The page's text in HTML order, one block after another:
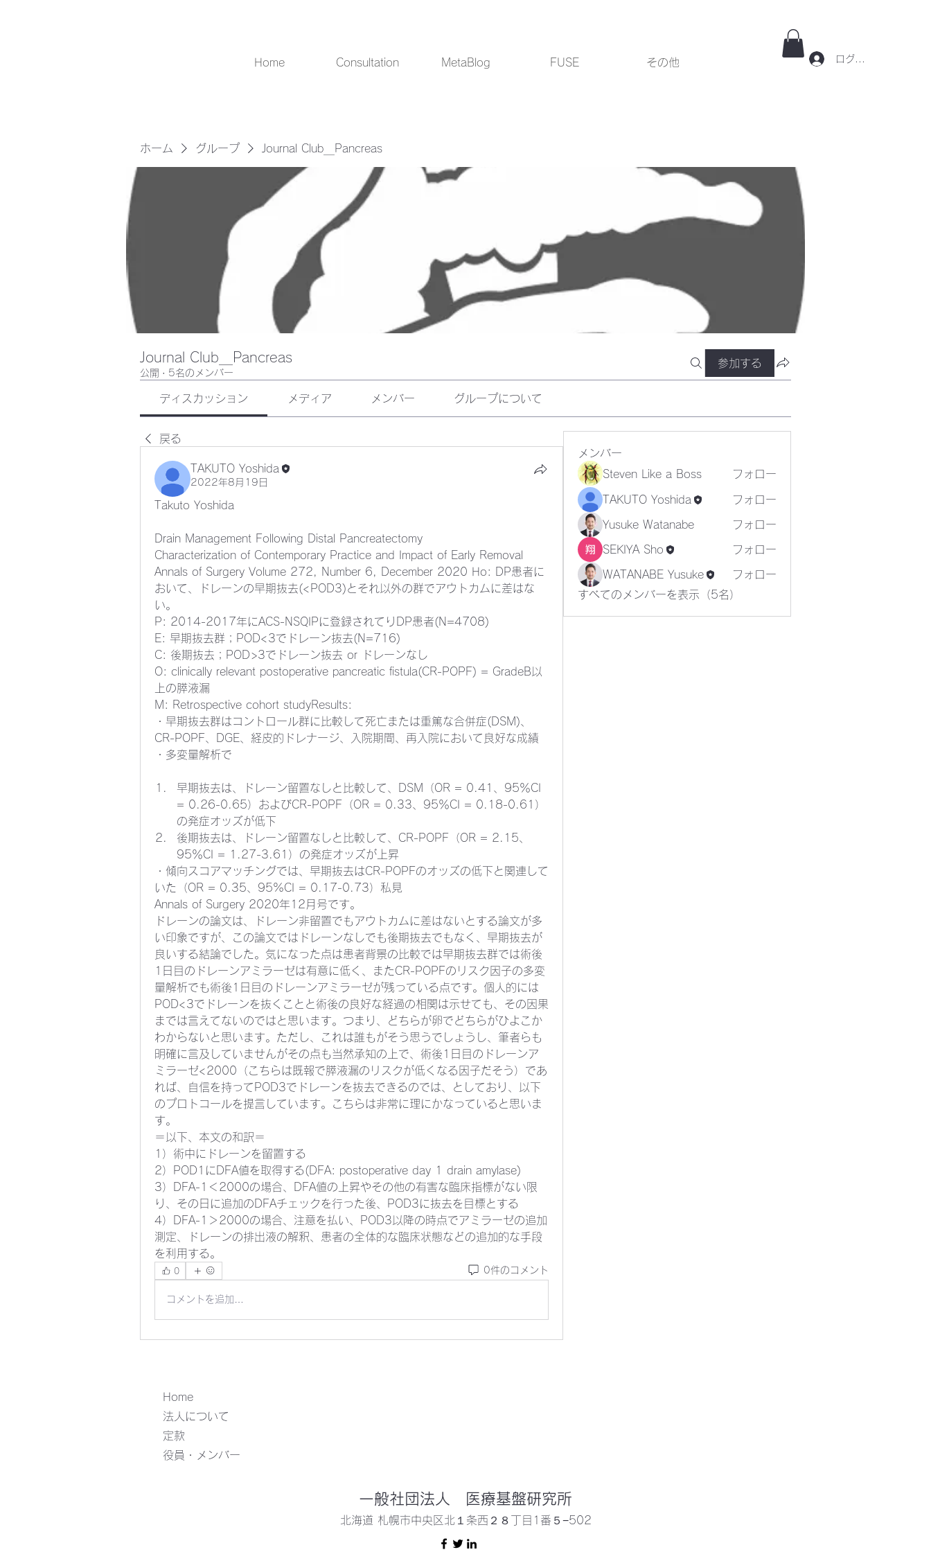
Home Consultation MetaBlog FUSE その他 ログイン
ホーム グループ Journal Club＿Pancreas
Journal Club＿Pancreas
公開 · 5名のメンバー
参加する
ディスカッション メディア メンバー グループについて
戻る
TAKUTO Yoshida
2022年8月19日
Takuto Yoshida
Drain Management Following Distal Pancreatectomy
Characterization of Contemporary Practice and Impact of Early Removal
Annals of Surgery Volume 272, Number 6, December 2020 Ho: DP患者に
おいて、ドレーンの早期抜去(<POD3)とそれ以外の群でアウトカムに差はな
い。
P: 2014-2017年にACS-NSQIPに登録されてりDP患者(N=4708)
E: 早期抜去群；POD<3でドレーン抜去(N=716)
C: 後期抜去；POD>3でドレーン抜去 or ドレーンなし
O: clinically relevant postoperative pancreatic fistula(CR-POPF) = GradeB以
上の膵液漏
M: Retrospective cohort studyResults:
・早期抜去群はコントロール群に比較して死亡または重篤な合併症(DSM)、
CR-POPF、DGE、経皮的ドレナージ、入院期間、再入院において良好な成績
・多変量解析で
早期抜去は、ドレーン留置なしと比較して、DSM（OR = 0.41、95％CI
= 0.26-0.65）およびCR-POPF（OR = 0.33、95％CI = 0.18-0.61）
の発症オッズが低下
後期抜去は、ドレーン留置なしと比較して、CR-POPF（OR = 2.15、
95％CI = 1.27-3.61）の発症オッズが上昇
・傾向スコアマッチングでは、早期抜去はCR-POPFのオッズの低下と関連して
いた（OR = 0.35、95%CI = 0.17-0.73）私見
Annals of Surgery 2020年12月号です。
ドレーンの論文は、ドレーン非留置でもアウトカムに差はないとする論文が多
い印象ですが、この論文ではドレーンなしでも後期抜去でもなく、早期抜去が
良いする結論でした。気になった点は患者背景の比較では早期抜去群では術後
1日目のドレーンアミラーゼは有意に低く、またCR-POPFのリスク因子の多変
量解析でも術後1日目のドレーンアミラーゼが残っている点です。個人的には
POD<3でドレーンを抜くことと術後の良好な経過の相関は示せても、その因果
までは言えてないのではと思います。つまり、どちらが卵でどちらがひよこか
わからないと思います。ただし、これは誰もがそう思うでしょうし、筆者らも
明確に言及していませんがその点も当然承知の上で、術後1日目のドレーンア
ミラーゼ<2000（こちらは既報で膵液漏のリスクが低くなる因子だそう）であ
れば、自信を持ってPOD3でドレーンを抜去できるのでは、としており、以下
のプロトコールを提言しています。こちらは非常に理にかなっていると思いま
す。
＝以下、本文の和訳＝
1）術中にドレーンを留置する
2）POD1にDFA値を取得する(DFA: postoperative day 1 drain amylase)
3）DFA-1＜2000の場合、DFA値の上昇やその他の有害な臨床指標がない限
り、その日に追加のDFAチェックを行った後、POD3に抜去を目標とする
4）DFA-1＞2000の場合、注意を払い、POD3以降の時点でアミラーゼの追加
測定、ドレーンの排出液の解釈、患者の全体的な臨床状態などの追加的な手段
を利用する。
0 0件のコメント
コメントを追加…
メンバー
Steven Like a Boss
フォロー
TAKUTO Yoshida フォロー
Yusuke Watanabe フォロー
SEKIYA Sho フォロー
WATANABE Yusuke
フォロー
すべてのメンバーを表示（5名）
Home
法人について
定款
役員・メンバー
一般社団法人 医療基盤研究所
北海道 札幌市中央区北１条西２８丁目1番５−502